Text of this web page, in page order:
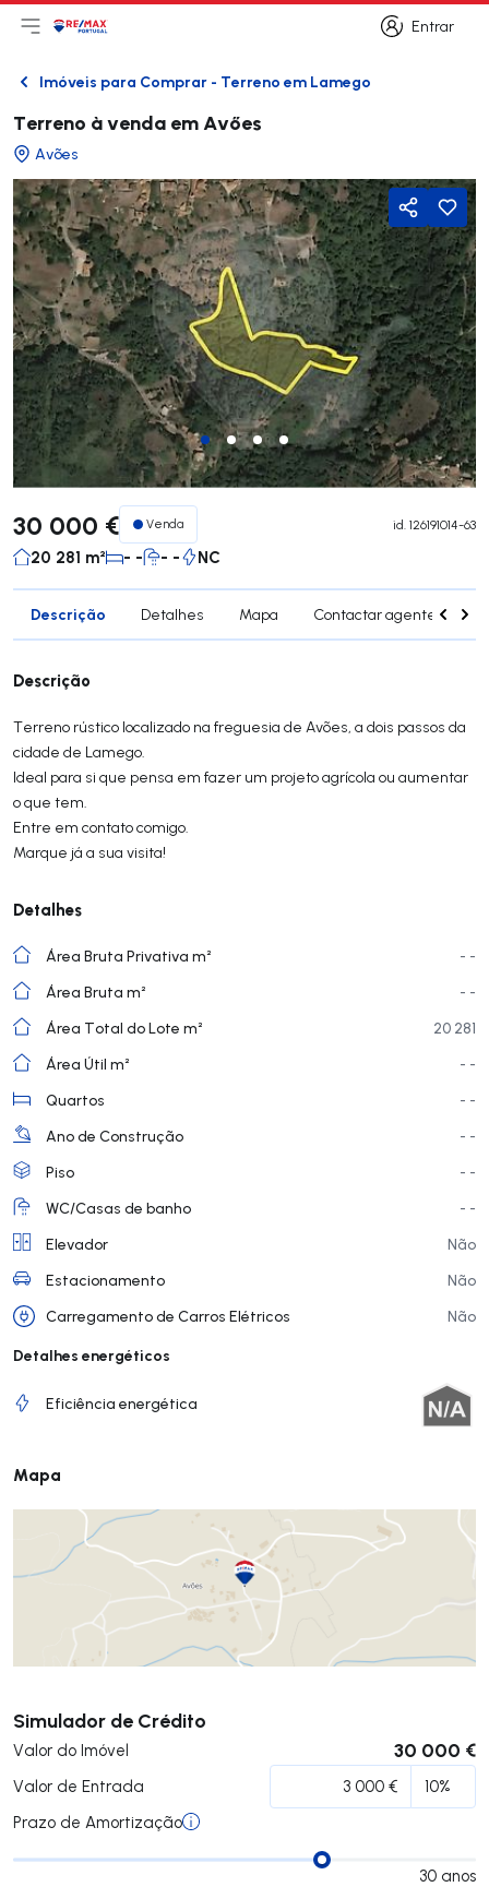
Entrar
Entrar
Abri menu principal
LogoIr para página inicial
VoltarImóveis para Comprar - Terreno em Lamego
Terreno à venda em Avőes
Avões
Partilhar
30 000 € Venda id. 126191014-63
20 281 m² - - - - NC
Descrição Detalhes Mapa Contactar agente
Descrição
Terreno rústico localizado na freguesia de Avões, a dois passos da
cidade de Lamego.
Ideal para si que pensa em fazer um projeto agrícola ou aumentar
o que tem.
Entre em contato comigo.
Marque já a sua visita!
Detalhes
Área Bruta Privativa m²
- -
Área Bruta m²
- -
Área Total do Lote m²
20 281
Área Útil m²
- -
Quartos
- -
Ano de Construção
- -
Piso
- -
WC/Casas de banho
- -
Elevador
Não
Estacionamento
Não
Carregamento de Carros Elétricos
Não
Detalhes energéticos
Eficiência energética
Mapa
Simulador de Crédito
Valor do Imóvel 30 000 €
Valor de Entrada
Prazo de Amortização
30 anos
Submeter